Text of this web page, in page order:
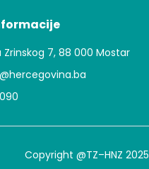
Zrinskog 7, 88 000 Mostar
Copyright @TZ–HNZ 2025